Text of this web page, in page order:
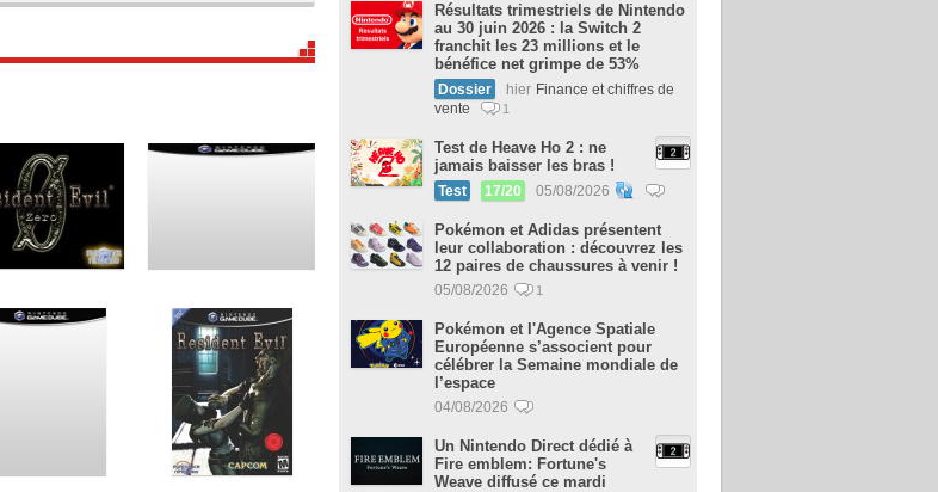
Résultats trimestriels de Nintendo
au 30 juin 2026 : la Switch 2
franchit les 23 millions et le
bénéfice net grimpe de 53%
Dossier hier Finance et chiffres de
vente
1
Test de Heave Ho 2 : ne
jamais baisser les bras !
Test 17/20 05/08/2026
Pokémon et Adidas présentent
leur collaboration : découvrez les
12 paires de chaussures à venir !
05/08/2026 1
Pokémon et l'Agence Spatiale
Européenne s’associent pour
célébrer la Semaine mondiale de
l’espace
04/08/2026
Un Nintendo Direct dédié à
Fire emblem: Fortune's
Weave diffusé ce mardi